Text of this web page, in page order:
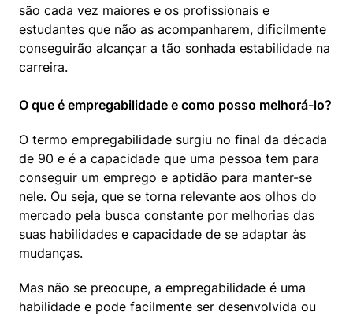
são cada vez maiores e os profissionais e
estudantes que não as acompanharem, dificilmente
conseguirão alcançar a tão sonhada estabilidade na
carreira.
O que é empregabilidade e como posso melhorá-lo?
O termo empregabilidade surgiu no final da década
de 90 e é a capacidade que uma pessoa tem para
conseguir um emprego e aptidão para manter-se
nele. Ou seja, que se torna relevante aos olhos do
mercado pela busca constante por melhorias das
suas habilidades e capacidade de se adaptar às
mudanças.
Mas não se preocupe, a empregabilidade é uma
habilidade e pode facilmente ser desenvolvida ou